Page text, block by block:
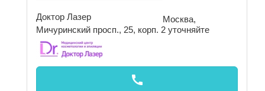
Доктор Лазер
Москва,
Мичуринский просп., 25, корп. 2 уточняйте
call